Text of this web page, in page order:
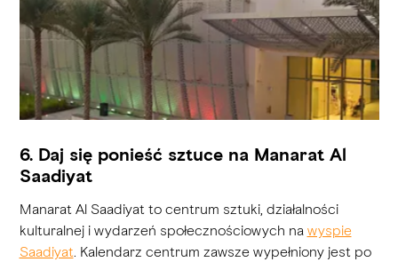
6. Daj się ponieść sztuce na Manarat Al
Saadiyat
Manarat Al Saadiyat to centrum sztuki, działalności
kulturalnej i wydarzeń społecznościowych na wyspie
Saadiyat. Kalendarz centrum zawsze wypełniony jest po